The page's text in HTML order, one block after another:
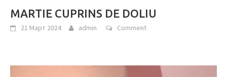
MARTIE CUPRINS DE DOLIU
21 Март 2024 admin Comment